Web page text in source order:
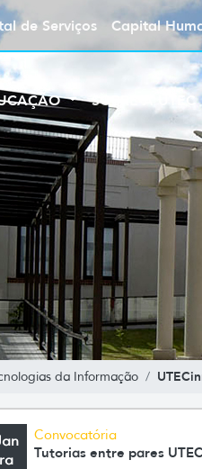
de Serviços Capital
SOBRE A UTEC
da Informação
Convocatória
Tutorias entre pares